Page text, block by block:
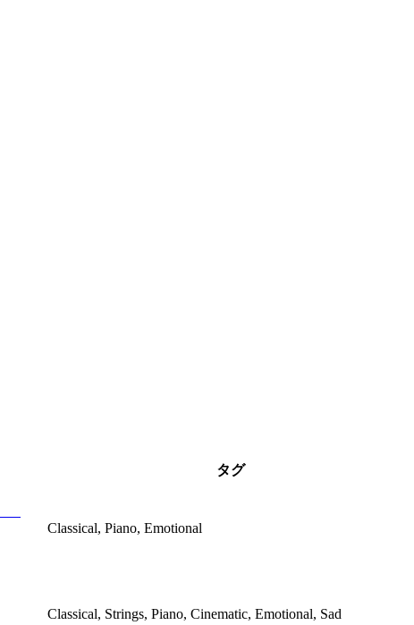
タグ
Classical, Piano, Emotional
Classical, Strings, Piano, Cinematic, Emotional, Sad